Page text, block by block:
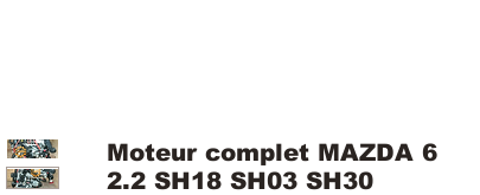
Moteur complet MAZDA 6
2.2 SH18 SH03 SH30